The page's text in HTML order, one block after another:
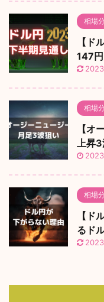
相場
【ド
147
相場
【オ
上昇3
相場
【ド
るド